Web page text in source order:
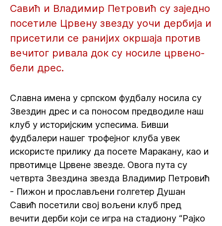
Савић и Владимир Петровић су заједно
посетиле Црвену звезду уочи дербија и
присетили се ранијих окршаја против
вечитог ривала док су носиле црвено-
бели дрес.
Славна имена у српском фудбалу носила су
Звездин дрес и са поносом предводиле наш
клуб у историјским успесима. Бивши
фудбалери нашег трофејног клуба увек
искористе прилику да посете Маракану, као и
првотимце Црвене звезде. Овога пута су
четврта Звездина звезда Владимир Петровић
- Пижон и прослављени голгетер Душан
Савић посетили свој вољени клуб пред
вечити дерби који се игра на стадиону “Рајко